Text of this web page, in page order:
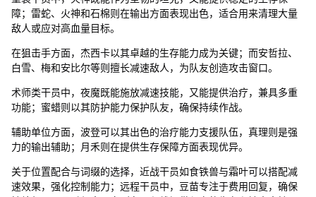
障；雷蛇、火神和石棉则在输出方面表现出色，适合用来清理大量
敌人或应对高血量目标。
在狙击手方面，杰西卡以其卓越的生存能力成为关键；而安哲拉、
白雪、梅和安比尔等则擅长减速敌人，为队友创造攻击窗口。
术师类干员中，夜魔既能施放减速技能，又能提供治疗，兼具多重
功能；蜜蜡则以其防护能力保护队友，确保持续作战。
辅助单位方面，波登可以其出色的治疗能力支援队伍，真理则是强
力的输出辅助；月禾则在提供生存保障方面表现优异。
关于位置配合与词缀的选择，近战干员如食铁兽与霜叶可以搭配减
速效果，强化控制能力；远程干员中，豆苗专注于费用回复，确保